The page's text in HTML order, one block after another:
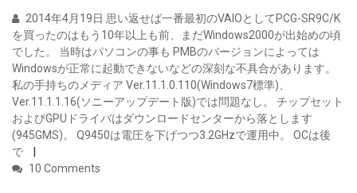
2014年4月19日 思い返せば一番最初のVAIOとしてPCG-SR9C/K
を買ったのはもう10年以上も前、まだWindows2000が出始めの頃
でした。 当時はパソコンの事も PMBのバージョンによっては
Windowsが正常に起動できないなどの深刻な不具合があります。
私の手持ちのメディア Ver.11.1.0.110(Windows7標準)、
Ver.11.1.1.16(ソニーアップデート版)では問題なし。 チップセット
およびGPUドライバはダウンロードセンターから落とします
(945GMS)。 Q9450は電圧を下げつつ3.2GHzで運用中。 OCは後
で
10 Comments